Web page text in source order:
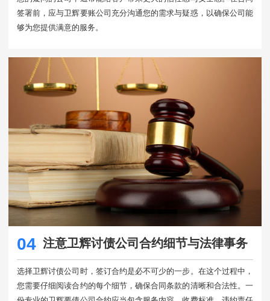
签署前，应与卫辉要账公司充分沟通您的需求与疑惑，以确保公司能
够为您提供满意的服务。
04 注意卫辉讨债公司合约细节与法律事务
选择卫辉讨债公司时，签订合约是必不可少的一步。在这个过程中，
您需要仔细阅读合约的每个细节，确保合同条款的清晰和合法性。一